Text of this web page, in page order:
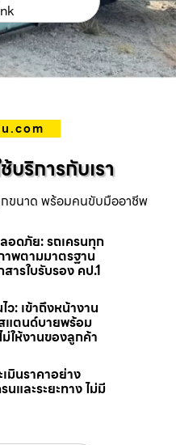
น.com
บริการกับเรา
กขนาด พร้อมคนขับมืออาชีพ
อดภัย: รถเครนทุก
พตามมาตรฐาน
ารใบรับรอง คป.1
ว: เข้าถึงหน้างาน
แตนด์บายพร้อม
ให้งานของลูกค้า
มินราคาอย่าง
นและระยะทาง ไม่มี